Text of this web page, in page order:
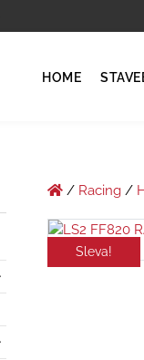
HOME
/ Racing/
Sleva!